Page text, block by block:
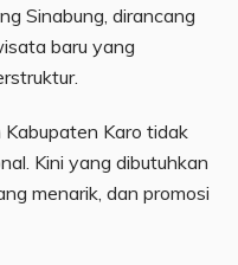
Sinabung, dirancang
baru yang
Kabupaten Karo tidak
Kini yang dibutuhkan
menarik, dan promosi